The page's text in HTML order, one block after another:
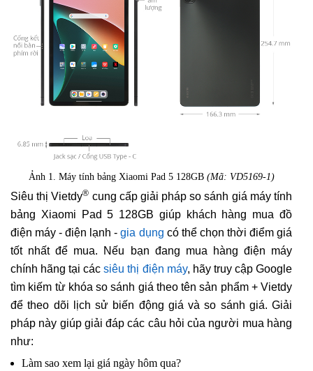
Ảnh 1. Máy tính bảng Xiaomi Pad 5 128GB (Mã: VD5169-1)
Siêu thị Vietdy® cung cấp giải pháp so sánh giá máy tính
bảng Xiaomi Pad 5 128GB giúp khách hàng mua đồ
điện máy - điện lạnh -gia dụng có thể chọn thời điểm giá
tốt nhất để mua. Nếu bạn đang mua hàng điện máy
chính hãng tại cácsiêu thị điện máy, hãy truy cập Google
tìm kiếm từ khóa so sánh giá theo tên sản phẩm + Vietdy
để theo dõi lịch sử biến động giá và so sánh giá. Giải
pháp này giúp giải đáp các câu hỏi của người mua hàng
như:
Làm sao xem lại giá ngày hôm qua?